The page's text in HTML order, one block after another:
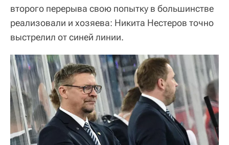
второго перерыва свою попытку в большинстве
реализовали и хозяева: Никита Нестеров точно
выстрелил от синей линии.